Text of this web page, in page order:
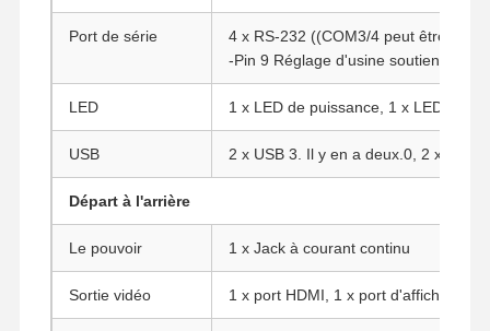
La Qualité
Maintenant
Mini PC POE
Le NAS Mini PC
Port de série
4 x RS-232 ((COM3/4 peut être
-Pin 9 Réglage d'usine soutient 5V/
LED 1 x LED de puissance, 1 x LED du
USB 2 x USB 3. Il y en a deux.0, 2 x USB
Départ à l'arrière
Le pouvoir 1 x Jack à courant continu
Sortie vidéo 1 x port HDMI, 1 x port d'affichage